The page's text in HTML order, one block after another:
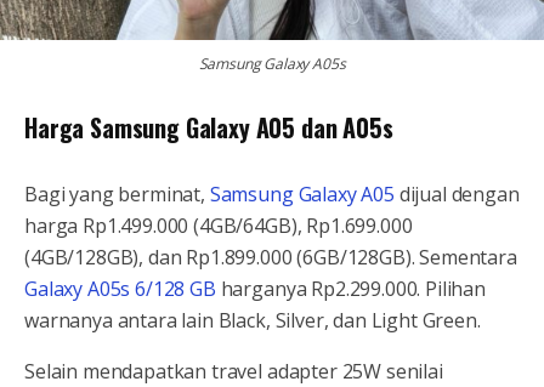
Samsung Galaxy A05s
Harga Samsung Galaxy A05 dan A05s
Bagi yang berminat, Samsung Galaxy A05 dijual dengan
harga Rp1.499.000 (4GB/64GB), Rp1.699.000
(4GB/128GB), dan Rp1.899.000 (6GB/128GB). Sementara
Galaxy A05s 6/128 GB harganya Rp2.299.000. Pilihan
warnanya antara lain Black, Silver, dan Light Green.
Selain mendapatkan travel adapter 25W senilai